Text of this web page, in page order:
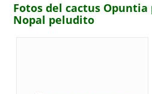
Fotos del cactus
Nopal peludito